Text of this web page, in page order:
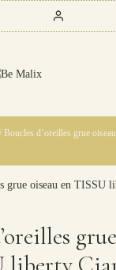
/ Boucles d’oreilles grue